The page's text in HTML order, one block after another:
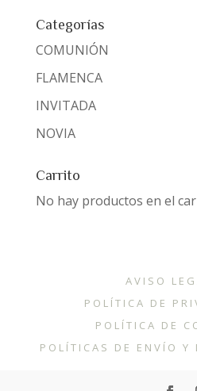
Categorías
COMUNIÓN
FLAMENCA
INVITADA
NOVIA
Carrito
No hay productos en el
AVISO
POLÍTICA DE
POLÍTICA DE
POLÍTICAS DE ENVÍO Y